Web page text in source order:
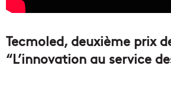
Tecmoled, deuxième prix
“L’innovation au service